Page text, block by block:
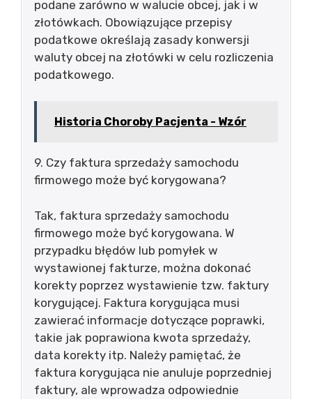
podane zarówno w walucie obcej, jak i w
złotówkach. Obowiązujące przepisy
podatkowe określają zasady konwersji
waluty obcej na złotówki w celu rozliczenia
podatkowego.
Historia Choroby Pacjenta - Wzór
9. Czy faktura sprzedaży samochodu
firmowego może być korygowana?
Tak, faktura sprzedaży samochodu
firmowego może być korygowana. W
przypadku błędów lub pomyłek w
wystawionej fakturze, można dokonać
korekty poprzez wystawienie tzw. faktury
korygującej. Faktura korygująca musi
zawierać informacje dotyczące poprawki,
takie jak poprawiona kwota sprzedaży,
data korekty itp. Należy pamiętać, że
faktura korygująca nie anuluje poprzedniej
faktury, ale wprowadza odpowiednie